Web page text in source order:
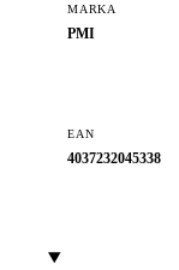
MARKA
PMI
EAN
4037232045338